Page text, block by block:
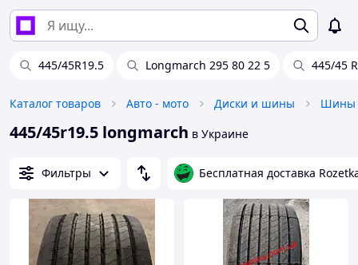
445/45R19.5 Longmarch 295 80 22 5 445/45
Каталог товаров Авто - мото Диски и шины Шины
445/45r19.5 longmarch в Украине
Фильтры Бесплатная доставка